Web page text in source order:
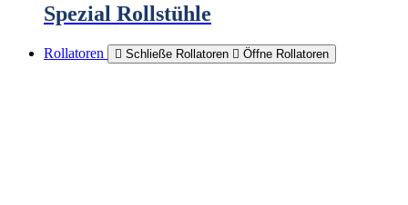
Spezial Rollstühle
Rollatoren Schließe Rollatoren Öffne Rollatoren